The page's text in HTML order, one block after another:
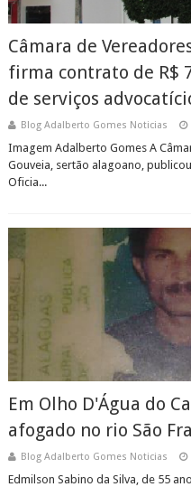
Câmara de
firma contrato de R$
de serviços
Blog Adalberto Gomes Noticias
Imagem Adalberto Gomes A
Gouveia, sertão alagoano,
Oficia...
Em Olho D'Água do
afogado no rio São
Blog Adalberto Gomes Noticias
Edmilson Sabino da Silva, de 55